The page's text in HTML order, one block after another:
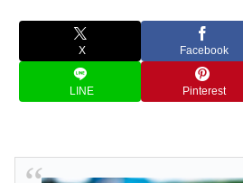
X Facebook
LINE Pinterest